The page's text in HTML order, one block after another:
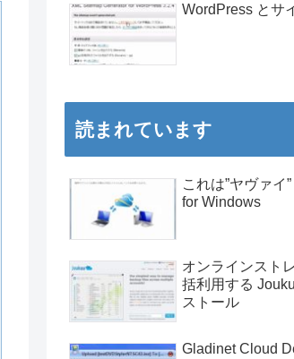
WordPress とサ
読まれています
これは”ヤヴァイ
for Windows
オンラインスト
括利用する
ストール
Gladinet Cloud